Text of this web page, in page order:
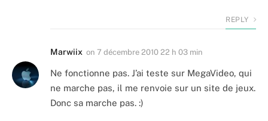
REPLY
Marwiix on 7 décembre 2010 22 h 03 min
Ne fonctionne pas. J’ai teste sur MegaVideo, qui
ne marche pas, il me renvoie sur un site de jeux.
Donc sa marche pas. :)